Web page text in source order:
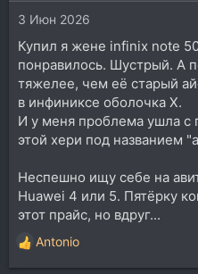
3 Июн 2026
Купил я жене infinix note
понравилось. Шустрый. А
тяжелее, чем её старый
в инфиниксе оболочка Х.
И у меня проблема ушла с
этой хери под названием
Неспешно ищу себе на
Huawei 4 или 5. Пятёрку
этот прайс, но вдруг...
Р
е
Antonio